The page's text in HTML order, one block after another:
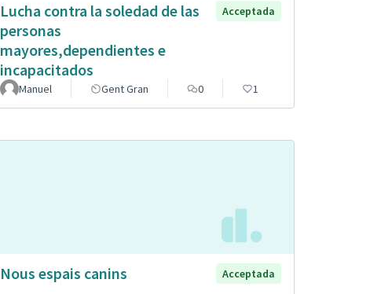
Lucha contra la soledad de las
personas
mayores,dependientes e
incapacitados
Acceptada
Manuel Gent Gran 0 1
Nous espais canins Acceptada